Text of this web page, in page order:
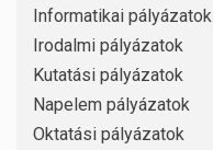
Informatikai pályázatok
Irodalmi pályázatok
Kutatási pályázatok
Napelem pályázatok
Oktatási pályázatok